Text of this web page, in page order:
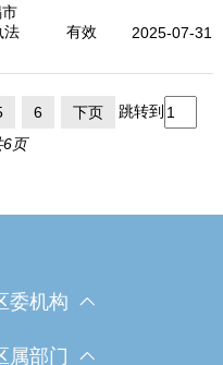
法
有效 2025-07-31
6 下页
跳转到
6页
委机构
属部门